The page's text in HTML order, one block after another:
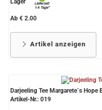
Lager
Ab € 2.00
Artikel anzeigen
Darjeeling Tee Margarete`s Hope
Artikel-Nr.: 019